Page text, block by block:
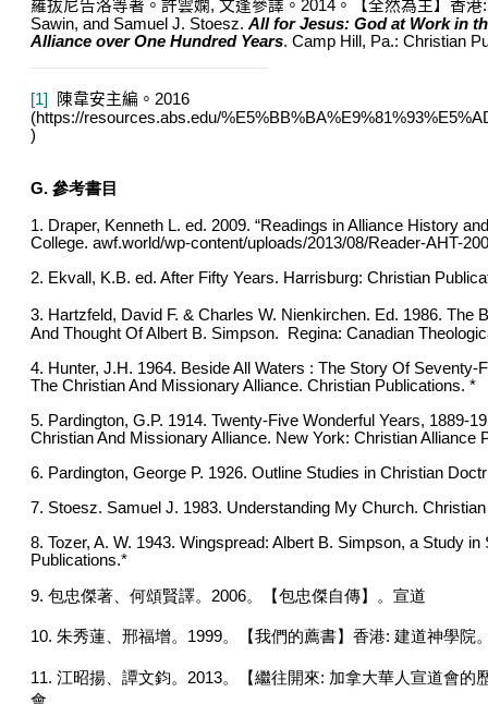
羅拔尼告洛等著。許雲嫻, 文逢參譯。 2014 。【全然為主】香港:
Sawin, and Samuel J. Stoesz. All for Jesus: God at Work in
Alliance over One Hundred Years. Camp Hill, Pa.: Christian
[1] 陳韋安主編。 2016
(https://resources.abs.edu/
)
G. 參考書目
1. Draper, Kenneth L. ed. 2009. “Readings in Alliance History
College. awf.world/wp-content/uploads/2013/08/Reader-AHT-
2. Ekvall, K.B. ed. After Fifty Years. Harrisburg: Christian
3. Hartzfeld, David F. & Charles W. Nienkirchen. Ed. 1986. The
And Thought Of Albert B. Simpson. Regina: Canadian
4. Hunter, J.H. 1964. Beside All Waters : The Story Of Seventy-
The Christian And Missionary Alliance. Christian Publications. *
5. Pardington, G.P. 1914. Twenty-Five Wonderful Years, 1889-
Christian And Missionary Alliance. New York: Christian Alliance
6. Pardington, George P. 1926. Outline Studies in Christian
7. Stoesz. Samuel J. 1983. Understanding My Church.
8. Tozer, A. W. 1943. Wingspread: Albert B. Simpson, a Study in
Publications.*
9. 包忠傑著、何頌賢譯。2006。【包忠傑自傳】。宣道
10. 朱秀蓮、邢福增。1999。【我們的薦書】香港: 建道神學院
11. 江昭揚、譚文鈞。2013。【繼往開來: 加拿大華人宣道會的
會。